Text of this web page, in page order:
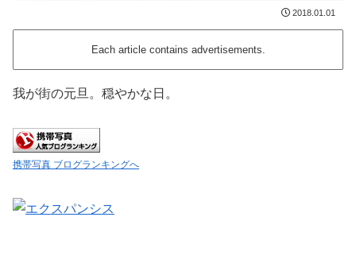
2018.01.01
Each article contains advertisements.
我が街の元旦。穏やかな日。
携帯写真 ブログランキングへ